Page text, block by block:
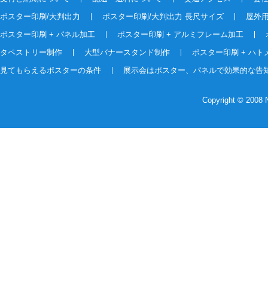
ポスター印刷/大判出力
ポスター印刷/大判出力 長尺サイズ
屋外
ポスター印刷 + パネル加工
ポスター印刷 + アルミフレーム加工
タペストリー制作
大型バナースタンド制作
ポスター印刷 + ハト
見てもらえるポスターの条件
展示会はポスター、パネルで効果的な告
Copyright © 2008